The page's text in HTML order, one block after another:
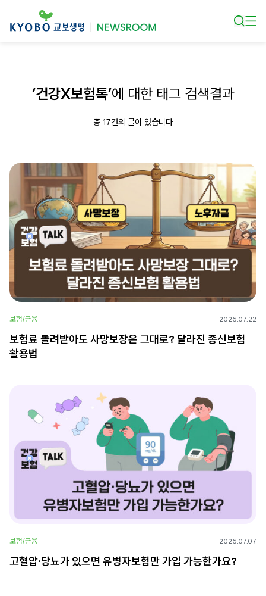
‘건강X보험톡’에 대한 태그 검색결과
총 17건의 글이 있습니다
보험/금융 2026.07.22
보험료 돌려받아도 사망보장은 그대로? 달라진 종신보험
활용법
보험/금융 2026.07.07
고혈압·당뇨가 있으면 유병자보험만 가입 가능한가요?